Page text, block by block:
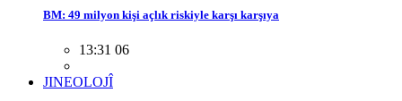
BM: 49 milyon kişi açlık riskiyle karşı karşıya
13:31 06
JINEOLOJÎ